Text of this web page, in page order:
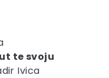
te svoju
Ivica